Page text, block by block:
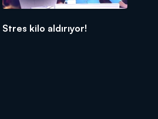
Stres kilo aldırıyor!